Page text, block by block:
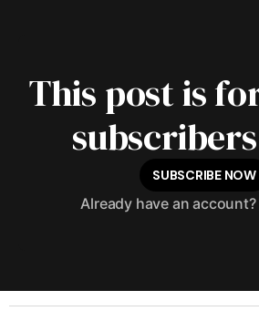
This post is
SUBSCRIBE NOW
Already have an account?